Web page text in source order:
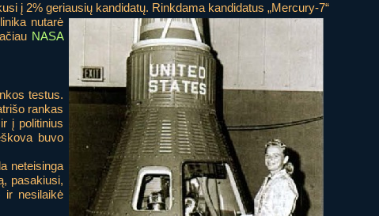
į 2% geriausių kandidatų. Rinkdama kandidatus „Mercury-7“
nutarė
NASA
testus.
rankas
į politinius
buvo
neteisinga
pasakiusi,
ir nesilaikė